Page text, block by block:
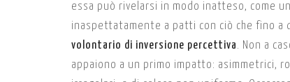
essa può rivelarsi in modo inatteso, come
inaspettatamente a patti con ciò che fino
volontario di inversione percettiva. Non a
appaiono a un primo impatto: asimmetrici,